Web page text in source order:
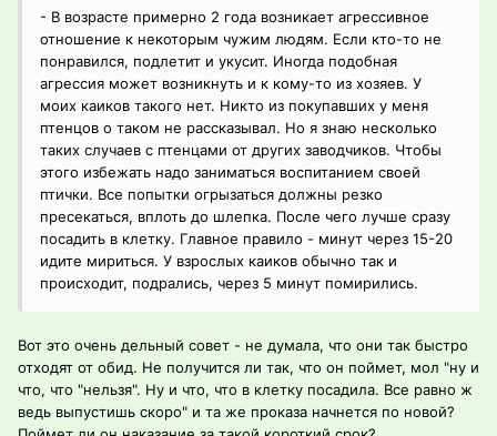
- В возрасте примерно 2 года возникает агрессивное
отношение к некоторым чужим людям. Если кто-то не
понравился, подлетит и укусит. Иногда подобная
агрессия может возникнуть и к кому-то из хозяев. У
моих каиков такого нет. Никто из покупавших у меня
птенцов о таком не рассказывал. Но я знаю несколько
таких случаев с птенцами от других заводчиков. Чтобы
этого избежать надо заниматься воспитанием своей
птички. Все попытки огрызаться должны резко
пресекаться, вплоть до шлепка. После чего лучше сразу
посадить в клетку. Главное правило - минут через 15-20
идите мириться. У взрослых каиков обычно так и
происходит, подрались, через 5 минут помирились.
Вот это очень дельный совет - не думала, что они так быстро
отходят от обид. Не получится ли так, что он поймет, мол "ну и
что, что "нельзя". Ну и что, что в клетку посадила. Все равно ж
ведь выпустишь скоро" и та же проказа начнется по новой?